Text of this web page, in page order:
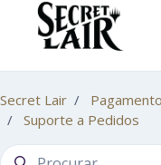
Secret Lair
Suporte a Pedidos
Pesquisa